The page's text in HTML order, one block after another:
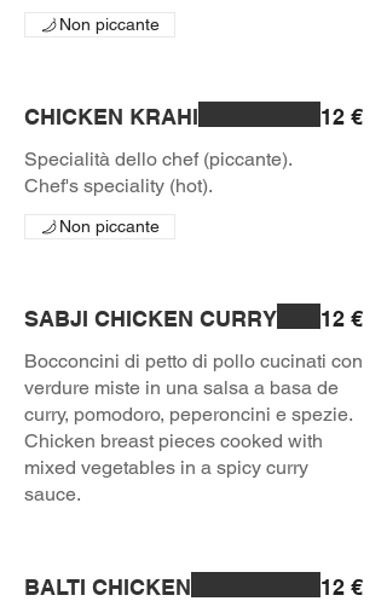
Non piccante
CHICKEN KRAHI
Specialità dello chef (piccante).
Chef's speciality (hot).
12 €
Non piccante
SABJI CHICKEN CURRY
Bocconcini di petto di pollo cucinati con
verdure miste in una salsa a basa de
curry, pomodoro, peperoncini e spezie.
Chicken breast pieces cooked with
mixed vegetables in a spicy curry
sauce.
12 €
BALTI CHICKEN 12 €